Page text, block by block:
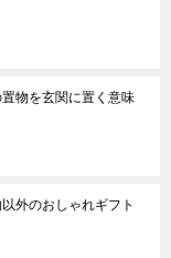
物を玄関に置く意味
外のおしゃれギフト